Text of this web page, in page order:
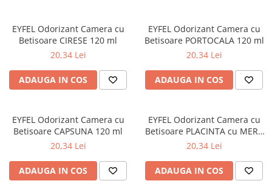
Spuma de baie
Balsam de par
Fixativ si spuma de par
Sampon
Vopsea de par
Servetele Umede & Uscate
Ingrijire copii
Cosmetice copii
EYFEL Odorizant Camera cu
Betisoare CIRESE 120 ml
20,34 Lei
ADAUGA IN COS
EYFEL Odorizant Camera cu
Betisoare PORTOCALA 120 ml
20,34 Lei
ADAUGA IN COS
EYFEL Odorizant Camera cu
Betisoare CAPSUNA 120 ml
20,34 Lei
ADAUGA IN COS
EYFEL Odorizant Camera cu
Betisoare PLACINTA cu MERE
120 ml
20,34 Lei
ADAUGA IN COS